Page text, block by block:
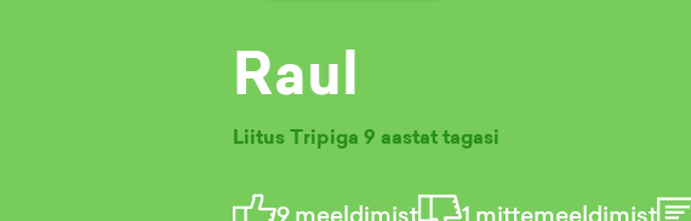
Raul
Liitus Tripiga 9 aastat tagasi
9meeldimist 1 mittemeeldimist